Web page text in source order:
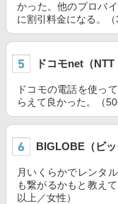
かった。他のプロバ
に割引料金になる。（
ドコモnet（NTT
ドコモの電話を使っ
らえて良かった。（50
BIGLOBE（ビッ
月いくらかでレンタ
も繋がるかもと教え
以上／女性）